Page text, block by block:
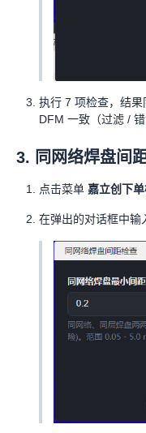
执行 7 项检查，结
DFM 一致（过滤 /
3. 同网络焊盘间
点击菜单 嘉立创下
在弹出的对话框中输